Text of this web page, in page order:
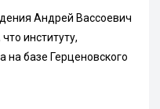
Андрей Вассоевич
институту,
на базе Герценовского